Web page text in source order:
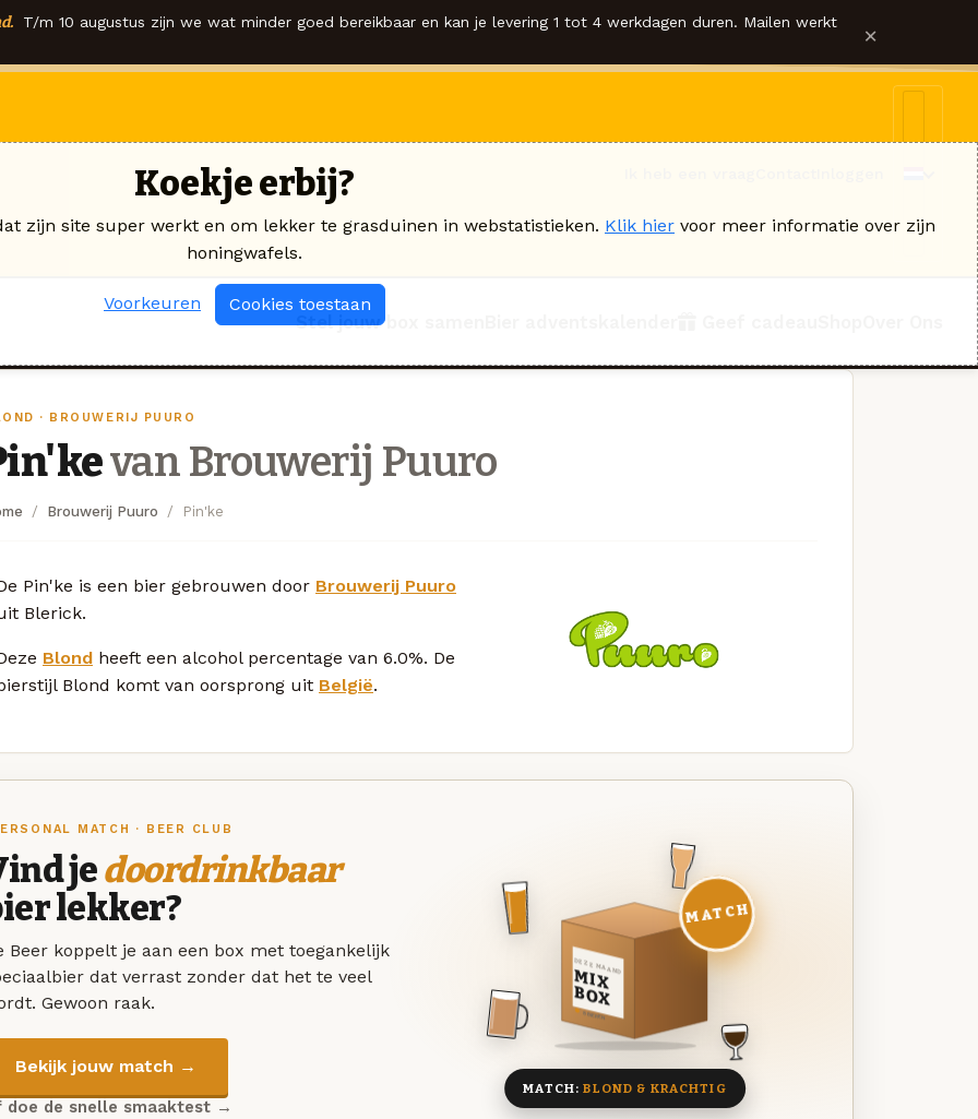
T/m 10 augustus zijn we wat minder goed bereikbaar en kan je levering 1 tot 4 werkdagen duren. Mailen werkt ×
Stel jouw box samen
· BROUWERIJ PUURO
van Brouwerij Puuro
Brouwerij Puuro Pin'ke
Pin'ke is een bier gebrouwen door Brouwerij Puuro
Blerick.
Blond heeft een alcohol percentage van 6.0%. De
Blond komt van oorsprong uit België.
MATCH · BEER CLUB
jedoordrinkbaar
lekker?
Beer koppelt je aan een box met toegankelijk
dat verrast zonder dat het te veel
Gewoon raak.
Bekijk jouw match →
doe de snelle smaaktest →
DEZE MAAND
MIX
BOX
8 BIEREN
MATCH
MATCH:BLOND & KRACHTIG
Koekje erbij?
zijn site super werkt en om lekker te grasduinen in webstatistieken. Klik hier voor meer informatie over zijn
honingwafels.
Voorkeuren Cookies toestaan